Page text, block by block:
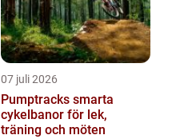
07 juli 2026
Pumptracks smarta
cykelbanor för lek,
träning och möten